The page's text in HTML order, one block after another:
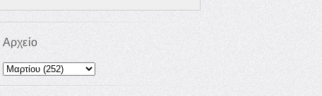
Αρχείο